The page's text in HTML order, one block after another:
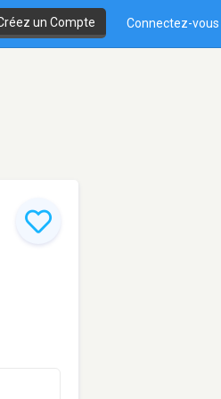
un Compte Connectez-vous